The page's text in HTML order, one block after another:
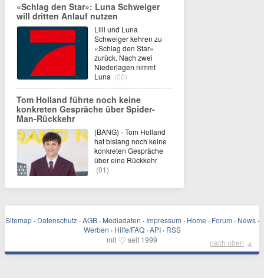
«Schlag den Star»: Luna Schweiger
will dritten Anlauf nutzen
Lilli und Luna
Schweiger kehren zu
«Schlag den Star»
zurück. Nach zwei
Niederlagen nimmt
Luna (00)
Tom Holland führte noch keine
konkreten Gespräche über Spider-
Man-Rückkehr
(BANG) - Tom Holland
hat bislang noch keine
konkreten Gespräche
über eine Rückkehr
(01)
Sitemap · Datenschutz · AGB · Mediadaten · Impressum · Home · Forum · News ·
Werben · Hilfe/FAQ · API · RSS
mit ♡ seit 1999 nach oben ▲